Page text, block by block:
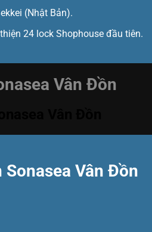
(Nhật Bản).
24 lock Shophouse đầu tiên.
Vân Đồn
Vân Đồn